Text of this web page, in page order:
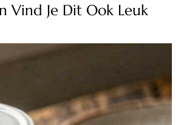
Vind Je Dit Ook Leuk